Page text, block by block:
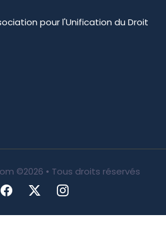
pour l'Unification du Droit
©2026 • Tous droits réservés